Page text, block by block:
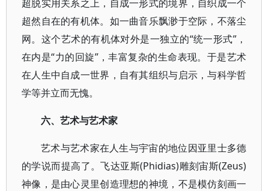
超脱实用关系之上，自成一形式的境界，自织成一个
超然自在的有机体。如一曲音乐飘渺于空际，不落尘
网。这个艺术的有机体对外是一独立的“统一形式”，
在内是“力的回旋”，丰富复杂的生命表现。于是艺术
在人生中自成一世界，自有其组织与启示，与科学哲
学等并立而无愧。
六、艺术与艺术家
艺术与艺术家在人生与宇宙的地位因亚里士多德
的学说而提高了。飞达亚斯(Phidias)雕刻宙斯(Zeus)
神像，是由心灵里创造理想的神境，不是模仿刻画一